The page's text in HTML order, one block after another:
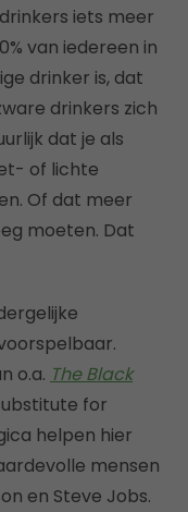
iets meer
van iedereen in
drinker is, dat
drinkers zich
dat je als
of lichte
Of dat meer
moeten. Dat
o.a. The Black
for
helpen hier
mensen
en Steve Jobs.